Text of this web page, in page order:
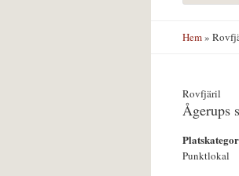
Hem»
Rovfjäril
Ågerups
Punktlokal